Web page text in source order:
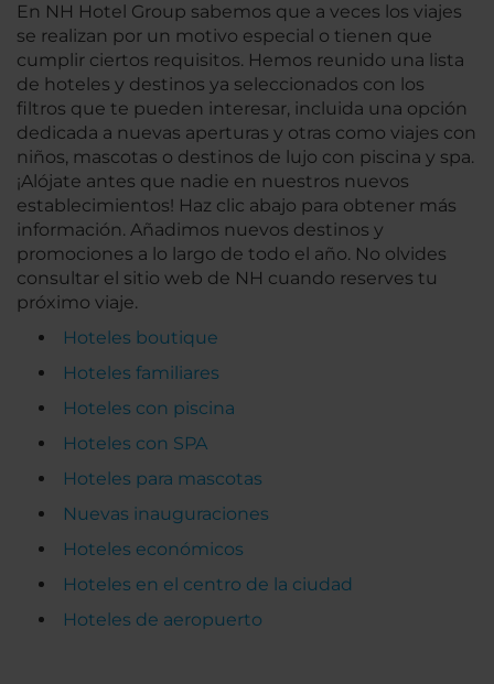
En NH Hotel Group sabemos que a veces los viajes
se realizan por un motivo especial o tienen que
cumplir ciertos requisitos. Hemos reunido una lista
de hoteles y destinos ya seleccionados con los
filtros que te pueden interesar, incluida una opción
dedicada a nuevas aperturas y otras como viajes con
niños, mascotas o destinos de lujo con piscina y spa.
¡Alójate antes que nadie en nuestros nuevos
establecimientos! Haz clic abajo para obtener más
información. Añadimos nuevos destinos y
promociones a lo largo de todo el año. No olvides
consultar el sitio web de NH cuando reserves tu
próximo viaje.
Hoteles boutique
Hoteles familiares
Hoteles con piscina
Hoteles con SPA
Hoteles para mascotas
Nuevas inauguraciones
Hoteles económicos
Hoteles en el centro de la ciudad
Hoteles de aeropuerto